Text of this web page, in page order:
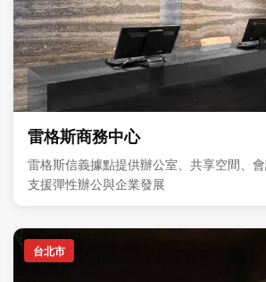
雷格斯商務中心
雷格斯信義據點提供辦公室、共享空間、
支援彈性辦公與企業發展
台北市